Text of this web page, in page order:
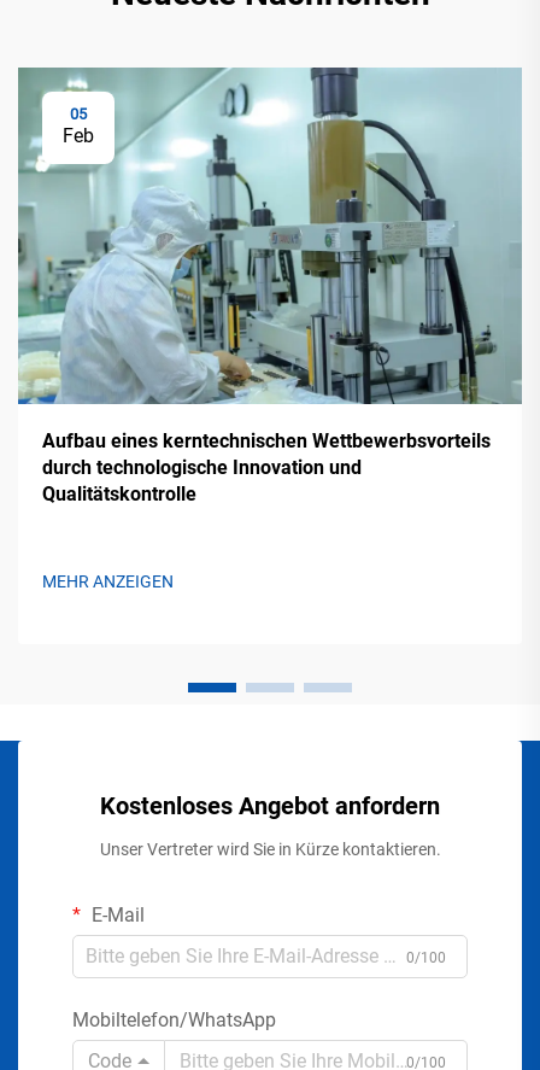
05
Feb
Aufbau eines kerntechnischen Wettbewerbsvorteils
durch technologische Innovation und
Qualitätskontrolle
MEHR ANZEIGEN
Kostenloses Angebot anfordern
Unser Vertreter wird Sie in Kürze kontaktieren.
E-Mail
0/100
Mobiltelefon/WhatsApp
Code
0/100